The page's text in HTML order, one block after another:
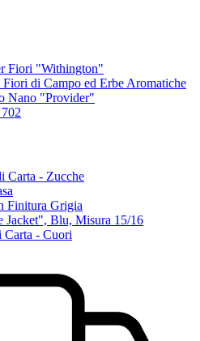
Fiori "Withington"
di Campo ed Erbe Aromatiche
Nano "Provider"
Carta - Zucche
Finitura Grigia
Jacket", Blu, Misura 15/16
- Cuori